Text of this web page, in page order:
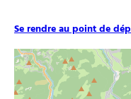
Se rendre au point de